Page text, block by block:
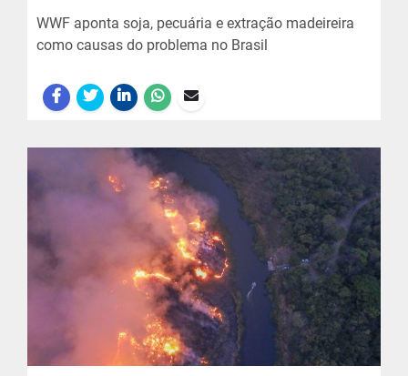
WWF aponta soja, pecuária e extração madeireira
como causas do problema no Brasil